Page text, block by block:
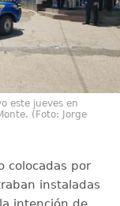
este jueves en
(Foto: Jorge
colocadas por
instaladas